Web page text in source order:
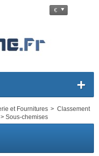
€
et Fournitures > Classement
> Sous-chemises